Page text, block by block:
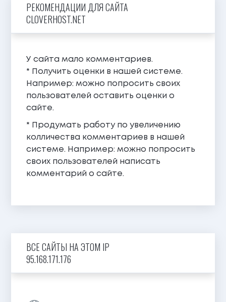
РЕКОМЕНДАЦИИ ДЛЯ САЙТА
CLOVERHOST.NET
У сайта мало комментариев.
* Получить оценки в нашей системе.
Например: можно попросить своих
пользователей оставить оценки о
сайте.
* Продумать работу по увеличению
колличества комментариев в нашей
системе. Например: можно попросить
своих пользователей написать
комментарий о сайте.
ВСЕ САЙТЫ НА ЭТОМ IP
95.168.171.176